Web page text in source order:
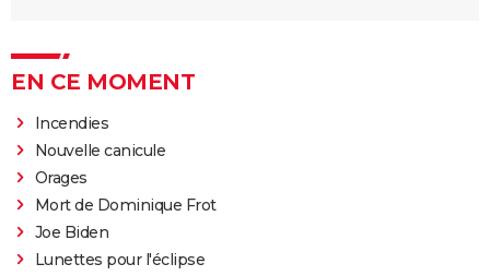
EN CE MOMENT
Incendies
Nouvelle canicule
Orages
Mort de Dominique Frot
Joe Biden
Lunettes pour l'éclipse